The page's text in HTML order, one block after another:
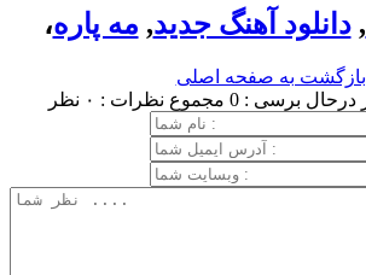
، ,دانلود آهنگ جدید, مه پاره
بازگشت به صفحه اصلی
درحال برسی : 0 مجموع نظرات : ۰ نظر